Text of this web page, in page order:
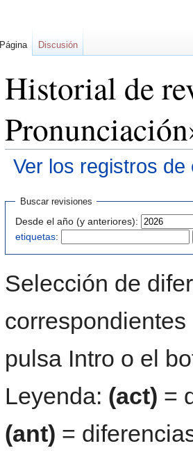
Historial de
Ver los registros de
navegación
búsqueda
Buscar revisiones
Desde el año (y anteriores):
etiquetas:
Selección de
pulsa Intro o el
Leyenda: (act) =
(ant) =
Página Discusión